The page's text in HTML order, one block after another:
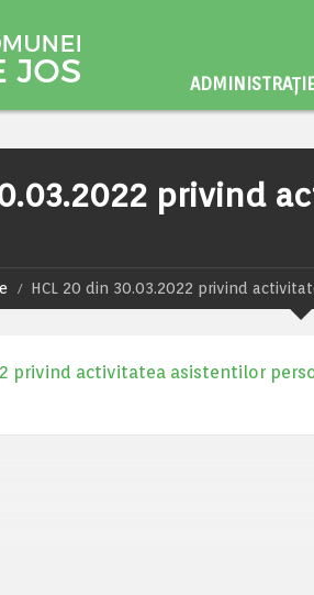
privind
HCL 20 din 30.03.2022 privind
privind activitatea asistentilor